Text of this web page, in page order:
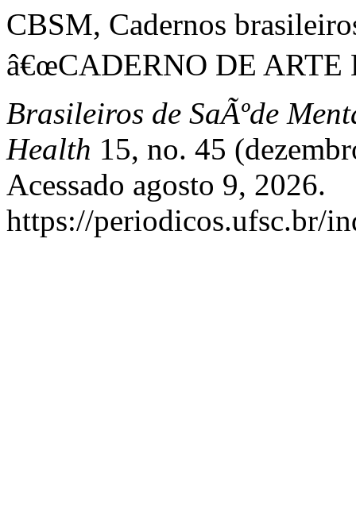
CBSM, Cadernos
â€œCADERNO DE ARTE
Brasileiros de SaÃºde
Health 15, no. 45
Acessado agosto 9, 2026.
https://periodicos.ufsc.br/